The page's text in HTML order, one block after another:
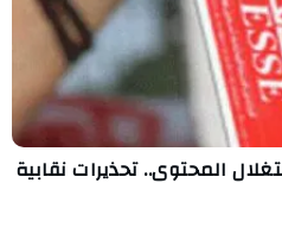
المحتوى.. تحذيرات نقابية